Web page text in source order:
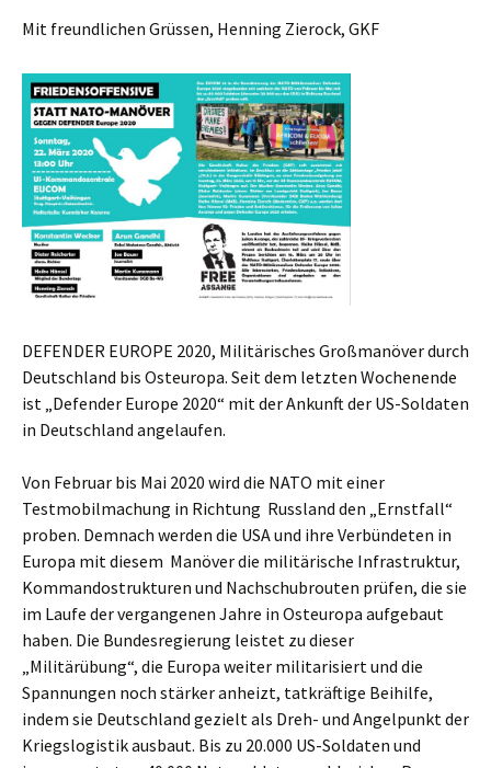
Mit freundlichen Grüssen, Henning Zierock, GKF
DEFENDER EUROPE 2020, Militärisches Großmanöver durch
Deutschland bis Osteuropa. Seit dem letzten Wochenende
ist „Defender Europe 2020“ mit der Ankunft der US-Soldaten
in Deutschland angelaufen.
Von Februar bis Mai 2020 wird die NATO mit einer
Testmobilmachung in Richtung Russland den „Ernstfall“
proben. Demnach werden die USA und ihre Verbündeten in
Europa mit diesem Manöver die militärische Infrastruktur,
Kommandostrukturen und Nachschubrouten prüfen, die sie
im Laufe der vergangenen Jahre in Osteuropa aufgebaut
haben. Die Bundesregierung leistet zu dieser
„Militärübung“, die Europa weiter militarisiert und die
Spannungen noch stärker anheizt, tatkräftige Beihilfe,
indem sie Deutschland gezielt als Dreh- und Angelpunkt der
Kriegslogistik ausbaut. Bis zu 20.000 US-Soldaten und